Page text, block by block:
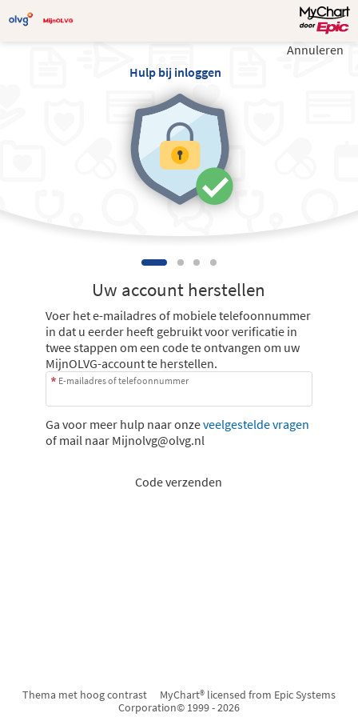
Hulp bij inloggen
Annuleren
Uw account herstellen
Voer het e-mailadres of mobiele telefoonnummer
in dat u eerder heeft gebruikt voor verificatie in
twee stappen om een code te ontvangen om uw
MijnOLVG-account te herstellen.
E-mailadres of telefoonnummer
Ga voor meer hulp naar onzeveelgestelde vragen
of mail naar Mijnolvg@olvg.nl
Code verzenden
Thema met hoog contrast
MyChart® licensed from Epic Systems
Corporation© 1999 - 2026